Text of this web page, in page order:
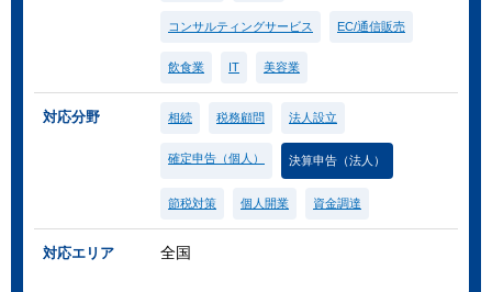
コンサルティングサービス EC/通信販売
飲食業 IT 美容業
対応分野 相続 税務顧問 法人設立
確定申告（個人） 決算申告（法人）
節税対策 個人開業 資金調達
対応エリア 全国